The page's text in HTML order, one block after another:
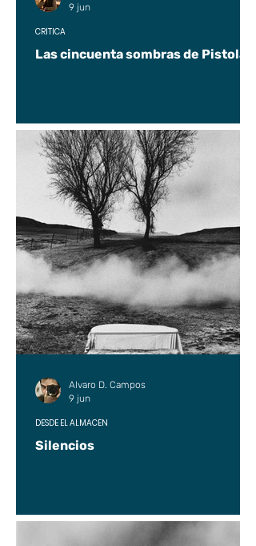
Las cincuenta sombras de Pistolas
CRÍTICA
9 jun
Silencios
DESDE EL ALMACÉN
Alvaro D. Campos
9 jun